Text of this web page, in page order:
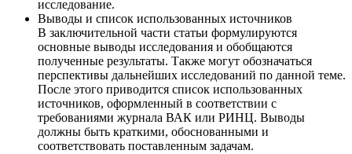
исследование.
Выводы и список использованных источников
В заключительной части статьи формулируются
основные выводы исследования и обобщаются
полученные результаты. Также могут обозначаться
перспективы дальнейших исследований по данной теме.
После этого приводится список использованных
источников, оформленный в соответствии с
требованиями журнала ВАК или РИНЦ. Выводы
должны быть краткими, обоснованными и
соответствовать поставленным задачам.